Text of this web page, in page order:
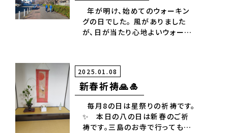
年が明け、始めてのウォーキン
グの日でした。 風がありました
が、日が当たり心地よいウォーキ
2025.01.08
新春祈祷🙏🎍
毎月8の日は星祭りの祈祷です。
✨ 本日の八の日は新春のご祈
祷です。三島のお寺で行ってもら